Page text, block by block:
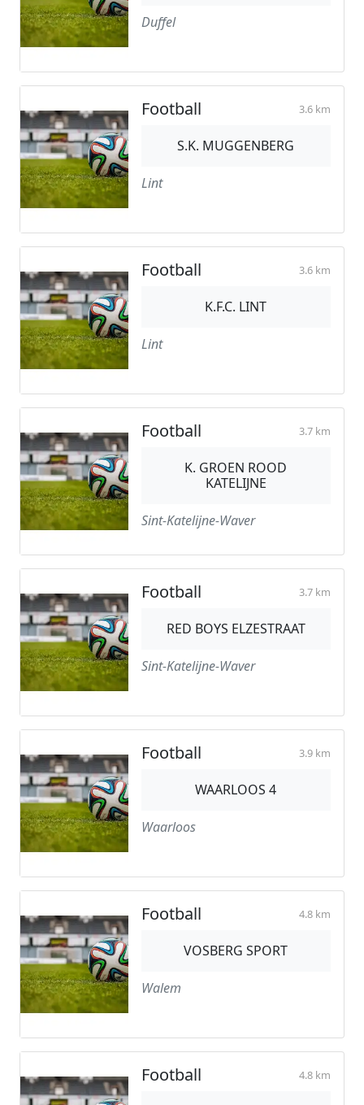
Duffel
Football 3.6 km
S.K. MUGGENBERG
Lint
Football 3.6 km
K.F.C. LINT
Lint
Football 3.7 km
K. GROEN ROOD
KATELIJNE
Sint-Katelijne-Waver
Football 3.7 km
RED BOYS ELZESTRAAT
Sint-Katelijne-Waver
Football 3.9 km
WAARLOOS 4
Waarloos
Football 4.8 km
VOSBERG SPORT
Walem
Football 4.8 km